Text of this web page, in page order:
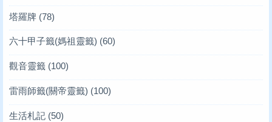
塔羅牌 (78)
六十甲子籤(媽祖靈籤) (60)
觀音靈籤 (100)
雷雨師籤(關帝靈籤) (100)
生活札記 (50)